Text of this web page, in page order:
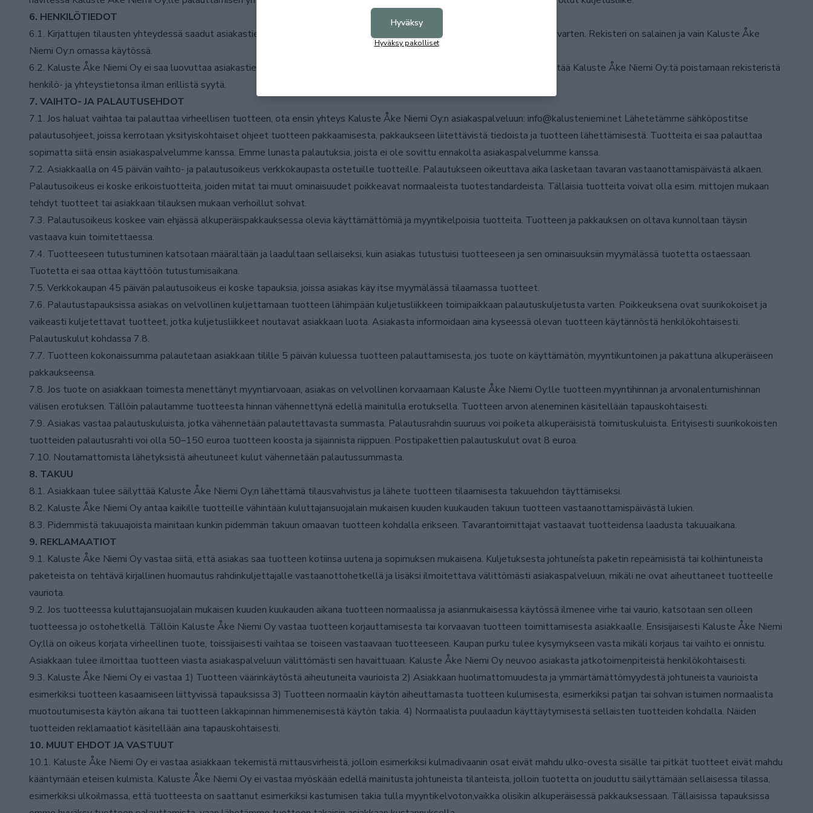
6. HENKILÖTIEDOT
6.1. Kirjattujen tilausten yhteydessä saadut asiakastiedot tallennetaan ainoastaan Kaluste Åke Niemi Oy:n asiakasrekisteriä varten. Rekisteri on salainen ja vain Kaluste Åke
Niemi Oy:n omassa käytössä.
6.2. Kaluste Åke Niemi Oy ei saa luovuttaa asiakastietoja eteenpäin ilman asiakkaan suostumusta. Asiakkaalla on oikeus pyytää Kaluste Åke Niemi Oy:tä poistamaan rekisteristä
henkilö- ja yhteystietonsa ilman erillistä syytä.
7. VAIHTO- JA PALAUTUSEHDOT
7.1. Jos haluat vaihtaa tai palauttaa virheellisen tuotteen, ota ensin yhteys Kaluste Åke Niemi Oy:n asiakaspalveluun: info@kalusteniemi.net Lähetetämme sähköpostitse
palautusohjeet, joissa kerrotaan yksityiskohtaiset ohjeet tuotteen pakkaamisesta, pakkaukseen liitettävistä tiedoista ja tuotteen lähettämisestä. Tuotteita ei saa palauttaa
sopimatta siitä ensin asiakaspalvelumme kanssa. Emme lunasta palautuksia, joista ei ole sovittu ennakolta asiakaspalvelumme kanssa.
7.2. Asiakkaalla on 45 päivän vaihto- ja palautusoikeus verkkokaupasta ostetuille tuotteille. Palautukseen oikeuttava aika lasketaan tavaran vastaanottamispäivästä alkaen.
Palautusoikeus ei koske erikoistuotteita, joiden mitat tai muut ominaisuudet poikkeavat normaaleista tuotestandardeista. Tällaisia tuotteita voivat olla esim. mittojen mukaan
tehdyt tuotteet tai asiakkaan tilauksen mukaan verhoillut sohvat.
7.3. Palautusoikeus koskee vain ehjässä alkuperäispakkauksessa olevia käyttämättömiä ja myyntikelpoisia tuotteita. Tuotteen ja pakkauksen on oltava kunnoltaan täysin
vastaava kuin toimitettaessa.
7.4. Tuotteeseen tutustuminen katsotaan määrältään ja laadultaan sellaiseksi, kuin asiakas tutustuisi tuotteeseen ja sen ominaisuuksiin myymälässä tuotetta ostaessaan.
Tuotetta ei saa ottaa käyttöön tutustumisaikana.
7.5. Verkkokaupan 45 päivän palautusoikeus ei koske tapauksia, joissa asiakas käy itse myymälässä tilaamassa tuotteet.
7.6. Palautustapauksissa asiakas on velvollinen kuljettamaan tuotteen lähimpään kuljetusliikkeen toimipaikkaan palautuskuljetusta varten. Poikkeuksena ovat suurikokoiset ja
vaikeasti kuljetettavat tuotteet, jotka kuljetusliikkeet noutavat asiakkaan luota. Asiakasta informoidaan aina kyseessä olevan tuotteen käytännöstä henkilökohtaisesti.
Palautuskulut kohdassa 7.8.
7.7. Tuotteen kokonaissumma palautetaan asiakkaan tilille 5 päivän kuluessa tuotteen palauttamisesta, jos tuote on käyttämätön, myyntikuntoinen ja pakattuna alkuperäiseen
pakkaukseensa.
7.8. Jos tuote on asiakkaan toimesta menettänyt myyntiarvoaan, asiakas on velvollinen korvaamaan Kaluste Åke Niemi Oy:lle tuotteen myyntihinnan ja arvonalentumishinnan
välisen erotuksen. Tällöin palautamme tuotteesta hinnan vähennettynä edellä mainitulla erotuksella. Tuotteen arvon aleneminen käsitellään tapauskohtaisesti.
7.9. Asiakas vastaa palautuskuluista, jotka vähennetään palautettavasta summasta. Palautusrahdin suuruus voi poiketa alkuperäisistä toimituskuluista. Erityisesti suurikokoisten
tuotteiden palautusrahti voi olla 50–150 euroa tuotteen koosta ja sijainnista riippuen. Postipakettien palautuskulut ovat 8 euroa.
7.10. Noutamattomista lähetyksistä aiheutuneet kulut vähennetään palautussummasta.
8. TAKUU
8.1. Asiakkaan tulee säilyttää Kaluste Åke Niemi Oy;n lähettämä tilausvahvistus ja lähete tuotteen tilaamisesta takuuehdon täyttämiseksi.
8.2. Kaluste Åke Niemi Oy antaa kaikille tuotteille vähintään kuluttajansuojalain mukaisen kuuden kuukauden takuun tuotteen vastaanottamispäivästä lukien.
8.3. Pidemmistä takuuajoista mainitaan kunkin pidemmän takuun omaavan tuotteen kohdalla erikseen. Tavarantoimittajat vastaavat tuotteidensa laadusta takuuaikana.
9. REKLAMAATIOT
9.1. Kaluste Åke Niemi Oy vastaa siitä, että asiakas saa tuotteen kotiinsa uutena ja sopimuksen mukaisena. Kuljetuksesta johtuneísta paketin repeämisistä tai kolhiintuneista
paketeista on tehtävä kirjallinen huomautus rahdinkuljettajalle vastaanottohetkellä ja lisäksi ilmoitettava välittömästi asiakaspalveluun, mikäli ne ovat aiheuttaneet tuotteelle
vauriota.
9.2. Jos tuotteessa kuluttajansuojalain mukaisen kuuden kuukauden aikana tuotteen normaalissa ja asianmukaisessa käytössä ilmenee virhe tai vaurio, katsotaan sen olleen
tuotteessa jo ostohetkellä. Tällöin Kaluste Åke Niemi Oy vastaa tuotteen korjauttamisesta tai korvaavan tuotteen toimittamisesta asiakkaalle. Ensisijaisesti Kaluste Åke Niemi
Oy;llä on oikeus korjata virheellinen tuote, toissijaisesti vaihtaa se toiseen vastaavaan tuotteeseen. Kaupan purku tulee kysymykseen vasta mikäli korjaus tai vaihto ei onnistu.
Asiakkaan tulee ilmoittaa tuotteen viasta asiakaspalveluun välittömästi sen havaittuaan. Kaluste Åke Niemi Oy neuvoo asiakasta jatkotoimenpiteistä henkilökohtaisesti.
9.3. Kaluste Åke Niemi Oy ei vastaa 1) Tuotteen väärinkäytöstä aiheutuneita vaurioista 2) Asiakkaan huolimattomuudesta ja ymmärtämättömyydestä johtuneista vaurioista
esimerkiksi tuotteen kasaamiseen liittyvissä tapauksissa 3) Tuotteen normaalin käytön aiheuttamasta tuotteen kulumisesta, esimerkiksi patjan tai sohvan istuimen normaalista
muotoutumisesta käytön aikana tai tuotteen lakkapinnan himmenemisestä käytön takia. 4) Normaalista puulaadun käyttäytymisestä sellaisten tuotteiden kohdalla. Näiden
tuotteiden reklamaatiot käsitellään aina tapauskohtaisesti.
10. MUUT EHDOT JA VASTUUT
10.1. Kaluste Åke Niemi Oy ei vastaa asiakkaan tekemistä mittausvirheistä, jolloin esimerkiksi kulmadivaanin osat eivät mahdu ulko-ovesta sisälle tai pitkät tuotteet eivät mahdu
kääntymään eteisen kulmista. Kaluste Åke Niemi Oy ei vastaa myöskään edellä mainitusta johtuneista tilanteista, jolloin tuotetta on jouduttu säilyttämään sellaisessa tilassa,
esimerkiksi ulkoilmassa, että tuotteesta on saattanut esimerkiksi kastumisen takia tulla myyntikelvoton,vaikka olisikin alkuperäisessä pakkauksessaan. Tällaisissa tapauksissa
Hyväksy
Hyväksy pakolliset